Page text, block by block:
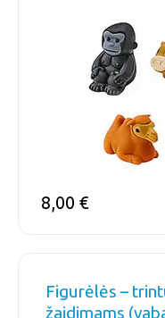
8,00 €
Figurėlės –
žaidimams